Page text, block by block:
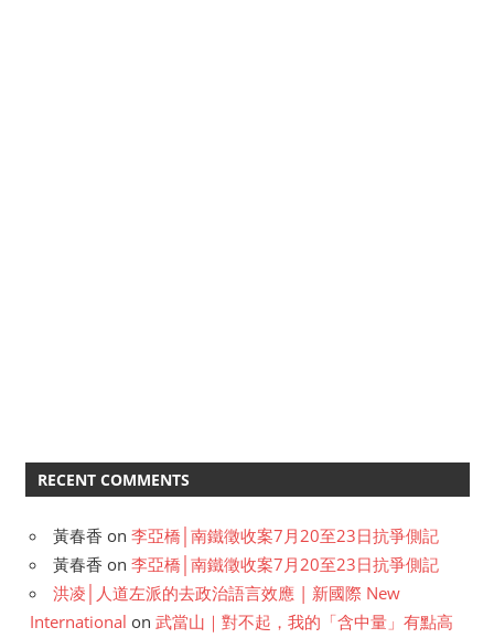
RECENT COMMENTS
黃春香 on 李亞橋│南鐵徵收案7月20至23日抗爭側記
黃春香 on 李亞橋│南鐵徵收案7月20至23日抗爭側記
洪凌│人道左派的去政治語言效應 | 新國際 New
International on 武當山｜對不起，我的「含中量」有點高